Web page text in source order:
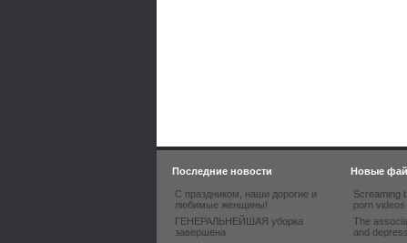
Последние новости
С праздником, наши дорогие и
любимые женщины!
ГЕНЕРАЛЬНЕЙШАЯ уборка
завершена
Новые
Screaming
porn
The
and